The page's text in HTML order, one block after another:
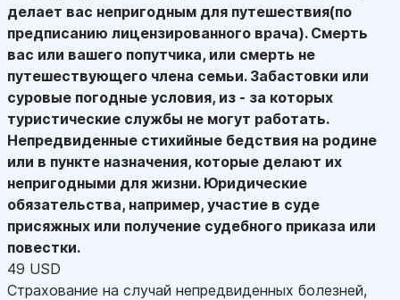
делает вас непригодным для путешествия(по
предписанию лицензированного врача). Смерть
вас или вашего попутчика, или смерть не
путешествующего члена семьи. Забастовки или
суровые погодные условия, из - за которых
туристические службы не могут работать.
Непредвиденные стихийные бедствия на родине
или в пункте назначения, которые делают их
непригодными для жизни. Юридические
обязательства, например, участие в суде
присяжных или получение судебного приказа или
повестки.
49 USD
Страхование на случай непредвиденных болезней,